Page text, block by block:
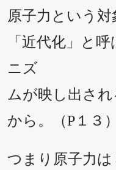
原子力という
「近代化」と
ニズ
ムが映し出さ
から。（P１３）
つまり原子力